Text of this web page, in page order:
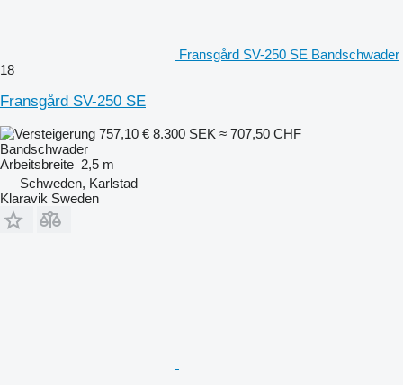
Fransgård SV-250 SE Bandschwader
18
Fransgård SV-250 SE
757,10 € 8.300 SEK ≈ 707,50 CHF
Bandschwader
Arbeitsbreite 2,5 m
Schweden, Karlstad
Klaravik Sweden